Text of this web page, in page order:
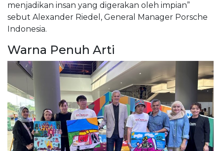
menjadikan insan yang digerakan oleh impian”
sebut Alexander Riedel, General Manager Porsche
Indonesia.
Warna Penuh Arti